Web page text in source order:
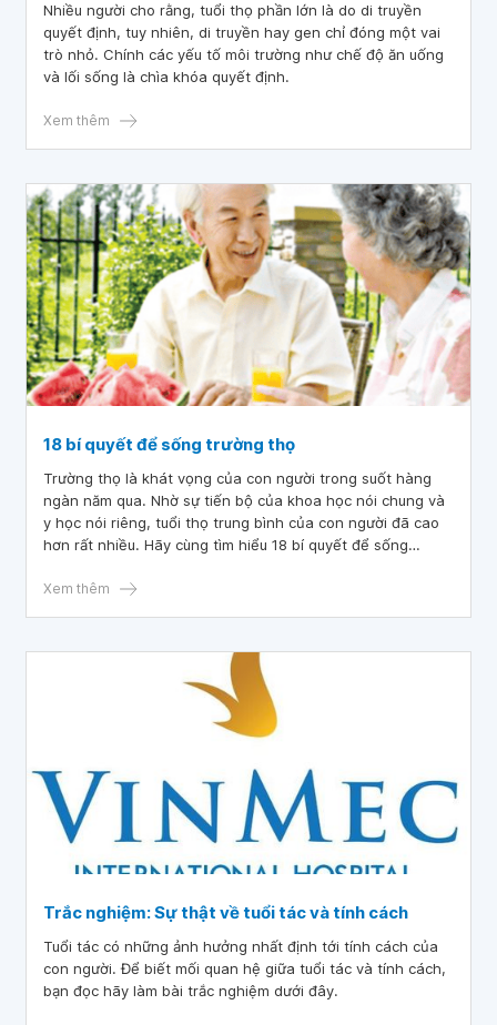
Nhiều người cho rằng, tuổi thọ phần lớn là do di truyền
quyết định, tuy nhiên, di truyền hay gen chỉ đóng một vai
trò nhỏ. Chính các yếu tố môi trường như chế độ ăn uống
và lối sống là chìa khóa quyết định.
Xem thêm
18 bí quyết để sống trường thọ
Trường thọ là khát vọng của con người trong suốt hàng
ngàn năm qua. Nhờ sự tiến bộ của khoa học nói chung và
y học nói riêng, tuổi thọ trung bình của con người đã cao
hơn rất nhiều. Hãy cùng tìm hiểu 18 bí quyết để sống
Xem thêm
Trắc nghiệm: Sự thật về tuổi tác và tính cách
Tuổi tác có những ảnh hưởng nhất định tới tính cách của
con người. Để biết mối quan hệ giữa tuổi tác và tính cách,
bạn đọc hãy làm bài trắc nghiệm dưới đây.